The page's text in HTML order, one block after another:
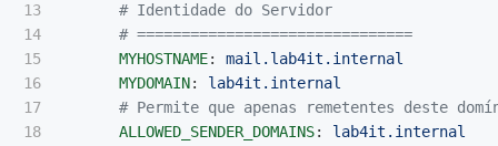
13
14
15
16
17
18
# Identidade do Servidor
# ===============================
MYHOSTNAME:
mail.lab4it.internal
MYDOMAIN:
lab4it.internal
# Permite que apenas remetentes deste
ALLOWED_SENDER_DOMAINS: lab4it.internal